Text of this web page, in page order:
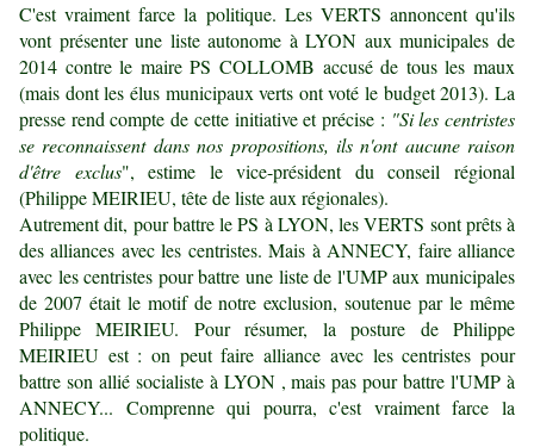
C'est vraiment farce la politique. Les VERTS annoncent qu'ils
vont présenter une liste autonome à LYON aux municipales de
2014 contre le maire PS COLLOMB accusé de tous les maux
(mais dont les élus municipaux verts ont voté le budget 2013). La
presse rend compte de cette initiative et précise : "Si les centristes
se reconnaissent dans nos propositions, ils n'ont aucune raison
d'être exclus", estime le vice-président du conseil régional
(Philippe MEIRIEU, tête de liste aux régionales).
Autrement dit, pour battre le PS à LYON, les VERTS sont prêts à
des alliances avec les centristes. Mais à ANNECY, faire alliance
avec les centristes pour battre une liste de l'UMP aux municipales
de 2007 était le motif de notre exclusion, soutenue par le même
Philippe MEIRIEU. Pour résumer, la posture de Philippe
MEIRIEU est : on peut faire alliance avec les centristes pour
battre son allié socialiste à LYON , mais pas pour battre l'UMP à
ANNECY... Comprenne qui pourra, c'est vraiment farce la
politique.